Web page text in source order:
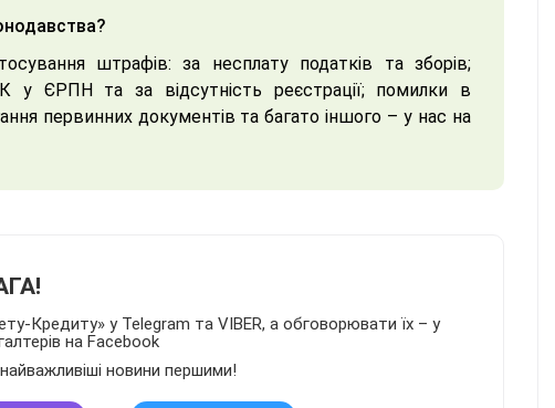
штрафів: за несплату податків та зборів;
у ЄРПН та за відсутність реєстрації; помилки в
первинних документів та багато іншого – у нас на
Кредиту» у Telegram та VIBER, а обговорювати їх – у
на Facebook
новини першими!